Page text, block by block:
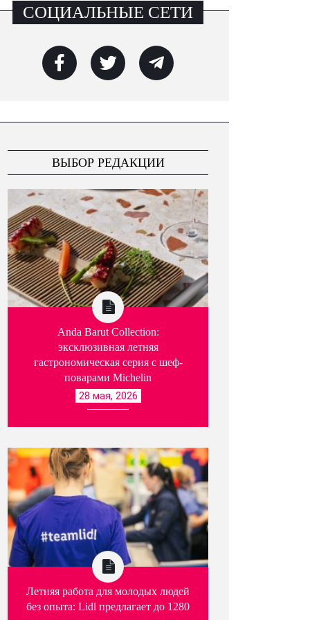
СОЦИАЛЬНЫЕ СЕТИ
ВЫБОР РЕДАКЦИИ
Anda Barut Collection:
эксклюзивная летняя
гастрономическая серия с шеф-
поварами Michelin
28 мая, 2026
Летняя работа для молодых людей
без опыта: Lidl предлагает до 1280